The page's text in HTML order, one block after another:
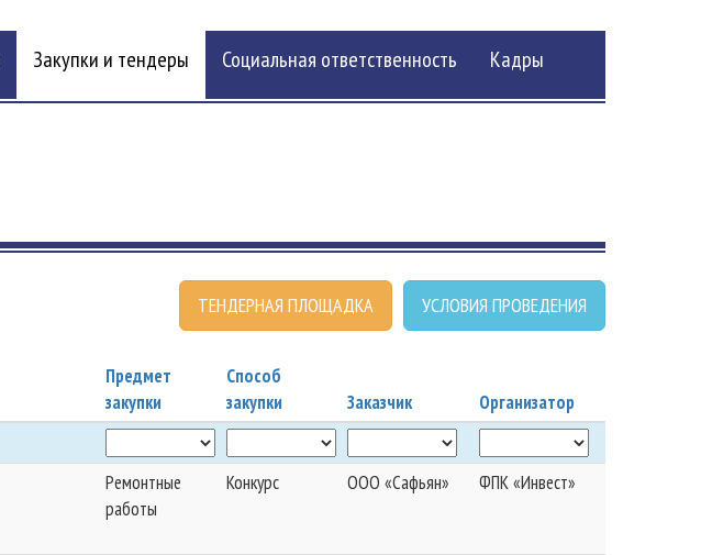
Закупки и тендеры Социальная ответственность Кадры
УСЛОВИЯ ПРОВЕДЕНИЯ
ТЕНДЕРНАЯ ПЛОЩАДКА
Предмет
закупки
Способ
закупки
Заказчик Организатор
Ремонтные
работы
Конкурс ООО «Сафьян» ФПК «Инвест»